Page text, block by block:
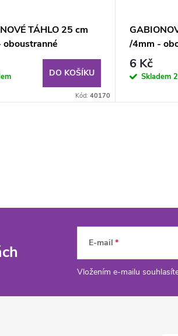
TÁHLO 25 cm
DO KOŠÍKU
Kód: 40170
/4mm -
6 Kč
Skladem
E-mail
Vložením e-mailu